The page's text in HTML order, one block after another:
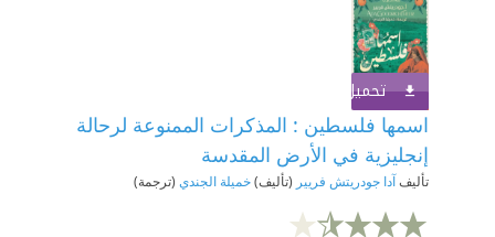
تحميل الكتاب
اسمها فلسطين : المذكرات الممنوعة لرحالة
إنجليزية في الأرض المقدسة
تأليفآدا جودريتش فريير (تأليف)خميلة الجندي (ترجمة)